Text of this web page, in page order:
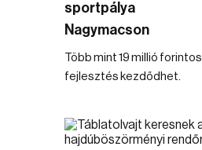
sportpálya
Nagymacson
Több mint 19 millió forintos
fejlesztés kezdődhet.